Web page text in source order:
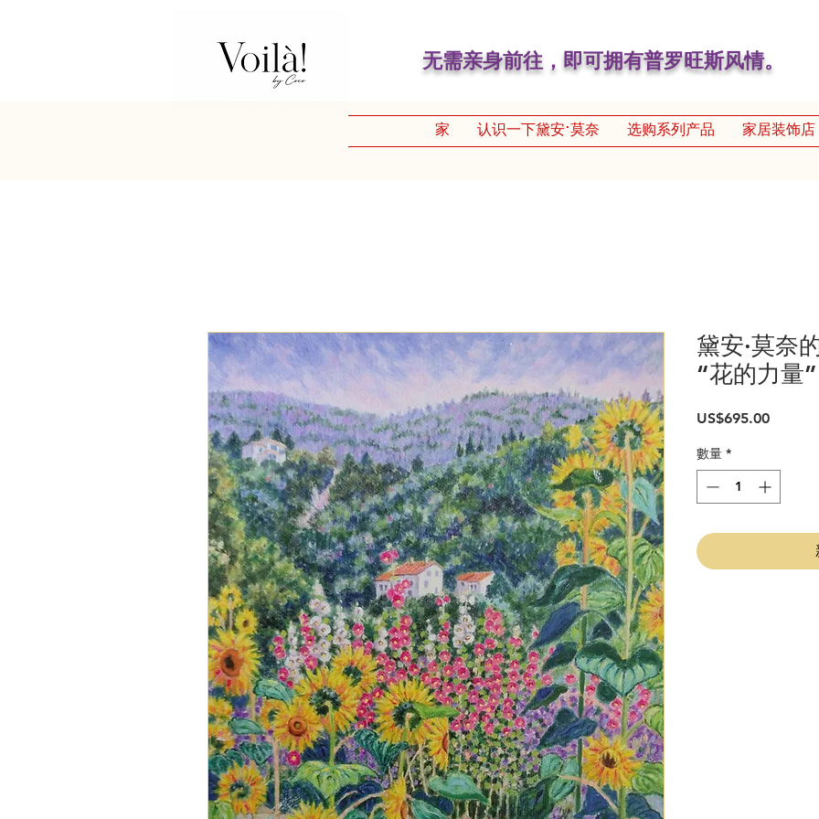
无需亲身前往，即可拥有普罗旺斯风情。
家 认识一下黛安·莫奈 选购系列产品 家居装饰店
黛安·莫奈
“花的力量”
US$695.00價
數量 *